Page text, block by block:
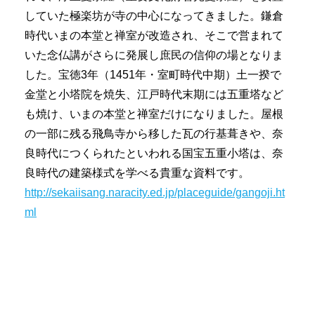
していた極楽坊が寺の中心になってきました。鎌倉
時代いまの本堂と禅室が改造され、そこで営まれて
いた念仏講がさらに発展し庶民の信仰の場となりま
した。宝徳3年（1451年・室町時代中期）土一揆で
金堂と小塔院を焼失、江戸時代末期には五重塔など
も焼け、いまの本堂と禅室だけになりました。屋根
の一部に残る飛鳥寺から移した瓦の行基葺きや、奈
良時代につくられたといわれる国宝五重小塔は、奈
良時代の建築様式を学べる貴重な資料です。
http://sekaiisang.naracity.ed.jp/placeguide/gangoji.ht
ml